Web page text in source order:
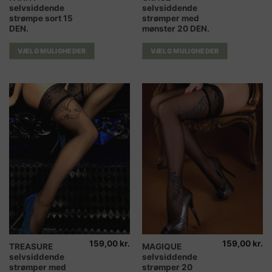
selvsiddende
strømpe sort 15
DEN.
VÆLG MULIGHEDER
vare
har
flere
varianter.
Mulighederne
vælges
på
varesiden
selvsiddende
strømper med
mønster 20 DEN.
VÆLG MULIGHEDER
vare
har
flere
varianter.
Mulighederne
vælges
TREASURE
selvsiddende
strømper med
159,00 kr.
Dette
vare
MAGIQUE
selvsiddende
strømper 20
159,00 kr.
Dette
vare